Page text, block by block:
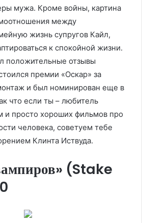
мужа. Кроме войны, картина
между
жизнь супругов Кайл,
к спокойной жизни.
положительные отзывы
премии «Оскар» за
и был номинирован еще в
что если ты – любитель
и просто хороших фильмов про
человека, советуем тебе
Клинта Иствуда.
(Stake